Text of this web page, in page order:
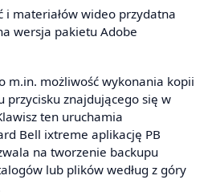
i materiałów wideo przydatna
wersja pakietu Adobe
m.in. możliwość wykonania kopii
przycisku znajdującego się w
ten uruchamia
Bell ixtreme aplikację PB
na tworzenie backupu
lub plików według z góry